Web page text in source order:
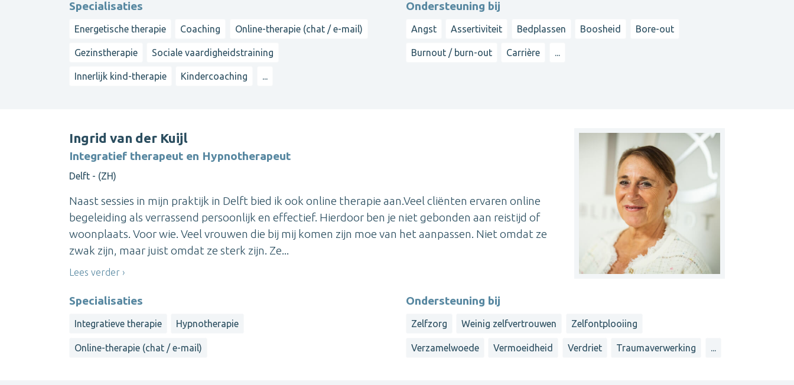
Specialisaties
Energetische therapie Coaching Online-therapie (chat / e-mail)
Gezinstherapie Sociale vaardigheidstraining
Innerlijk kind-therapie Kindercoaching ...
Ondersteuning bij
Angst Assertiviteit Bedplassen Boosheid Bore-out
Burnout / burn-out Carrière ...
Ingrid van der Kuijl
Integratief therapeut en Hypnotherapeut
Delft - (ZH)
Naast sessies in mijn praktijk in Delft bied ik ook online therapie aan.Veel cliënten ervaren online
begeleiding als verrassend persoonlijk en effectief. Hierdoor ben je niet gebonden aan reistijd of
woonplaats. Voor wie. Veel vrouwen die bij mij komen zijn moe van het aanpassen. Niet omdat ze
zwak zijn, maar juist omdat ze sterk zijn. Ze...
Lees verder
Specialisaties
Integratieve therapie Hypnotherapie
Online-therapie (chat / e-mail)
Ondersteuning bij
Zelfzorg Weinig zelfvertrouwen Zelfontplooiing
Verzamelwoede Vermoeidheid Verdriet Traumaverwerking ...